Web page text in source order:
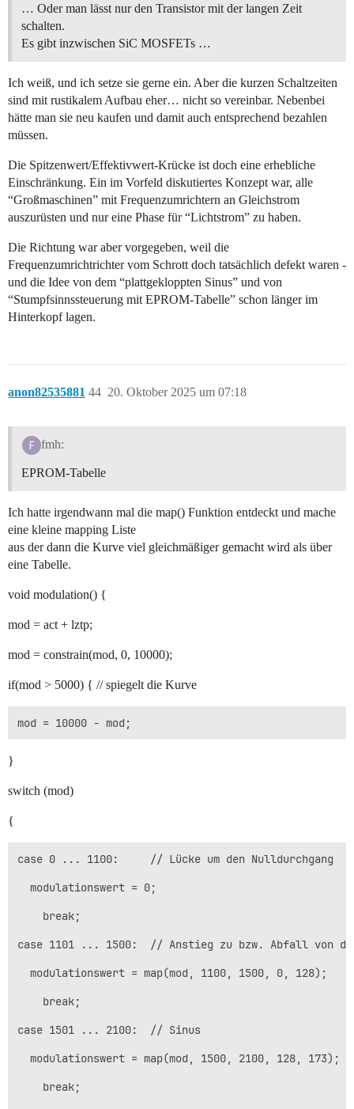
… Oder man lässt nur den Transistor mit der langen Zeit
schalten.
Es gibt inzwischen SiC MOSFETs …
Ich weiß, und ich setze sie gerne ein. Aber die kurzen Schaltzeiten
sind mit rustikalem Aufbau eher… nicht so vereinbar. Nebenbei
hätte man sie neu kaufen und damit auch entsprechend bezahlen
müssen.
Die Spitzenwert/Effektivwert-Krücke ist doch eine erhebliche
Einschränkung. Ein im Vorfeld diskutiertes Konzept war, alle
“Großmaschinen” mit Frequenzumrichtern an Gleichstrom
auszurüsten und nur eine Phase für “Lichtstrom” zu haben.
Die Richtung war aber vorgegeben, weil die
Frequenzumrichtrichter vom Schrott doch tatsächlich defekt waren -
und die Idee von dem “plattgekloppten Sinus” und von
“Stumpfsinnssteuerung mit EPROM-Tabelle” schon länger im
Hinterkopf lagen.
anon82535881 20. Oktober 2025 um 07:18
44
fmh:
EPROM-Tabelle
Ich hatte irgendwann mal die map() Funktion entdeckt und mache
eine kleine mapping Liste
aus der dann die Kurve viel gleichmäßiger gemacht wird als über
eine Tabelle.
void modulation() {
mod = act + lztp;
mod = constrain(mod, 0, 10000);
if(mod > 5000) { // spiegelt die Kurve
}
switch (mod)
{
case 0 ... 1100:     // Lücke um den Nulldurchgang
  modulationswert = 0;
    break;
case 1101 ... 1500:  // Anstieg zu bzw. Abfall von
  modulationswert = map(mod, 1100, 1500, 0, 128);
    break;
case 1501 ... 2100:  // Sinus
  modulationswert = map(mod, 1500, 2100, 128, 173);
    break;